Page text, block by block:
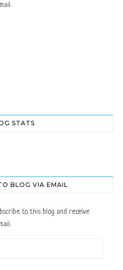
STATS
BLOG VIA EMAIL
to this blog and receive